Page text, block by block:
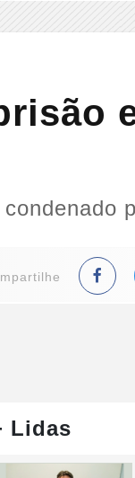
Lidas